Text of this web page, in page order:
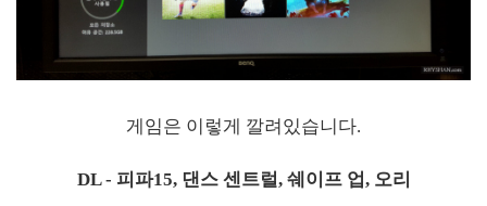
게임은 이렇게 깔려있습니다.
DL - 피파15, 댄스 센트럴, 쉐이프 업, 오리